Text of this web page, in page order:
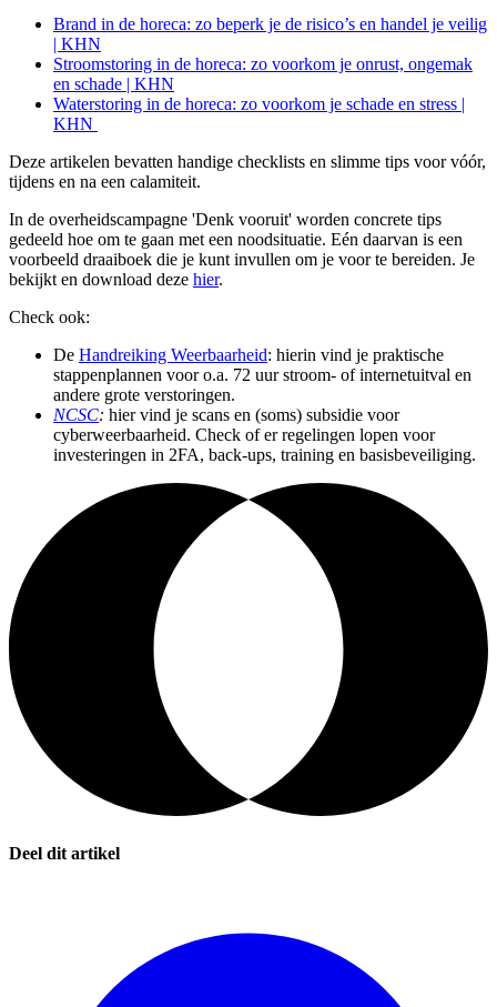
Brand in de horeca: zo beperk je de risico’s en handel je veilig
| KHN
Stroomstoring in de horeca: zo voorkom je onrust, ongemak
en schade | KHN
Waterstoring in de horeca: zo voorkom je schade en stress |
KHN
Deze artikelen bevatten handige checklists en slimme tips voor vóór,
tijdens en na een calamiteit.
In de overheidscampagne 'Denk vooruit' worden concrete tips
gedeeld hoe om te gaan met een noodsituatie. Eén daarvan is een
voorbeeld draaiboek die je kunt invullen om je voor te bereiden. Je
bekijkt en download deze hier.
Check ook:
De Handreiking Weerbaarheid: hierin vind je praktische
stappenplannen voor o.a. 72 uur stroom- of internetuitval en
andere grote verstoringen.
NCSC: hier vind je scans en (soms) subsidie voor
cyberweerbaarheid. Check of er regelingen lopen voor
investeringen in 2FA, back-ups, training en basisbeveiliging.
Deel dit artikel